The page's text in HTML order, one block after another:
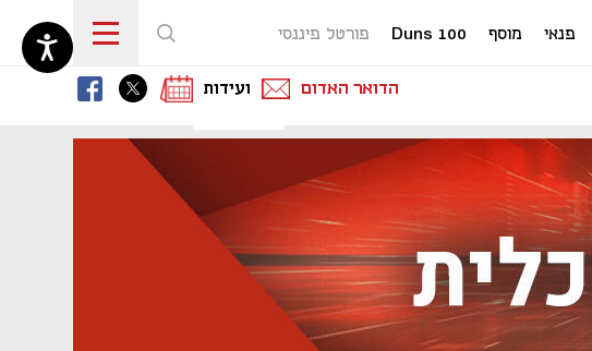
פנאי מוסף Duns 100 פורטל פיננסי
נפתח בכרטיסייה חדשה
נפתח בכרטיסייה חדשה
ועידות
נפתח בכרטיסייה חדשה
הדואר האדום